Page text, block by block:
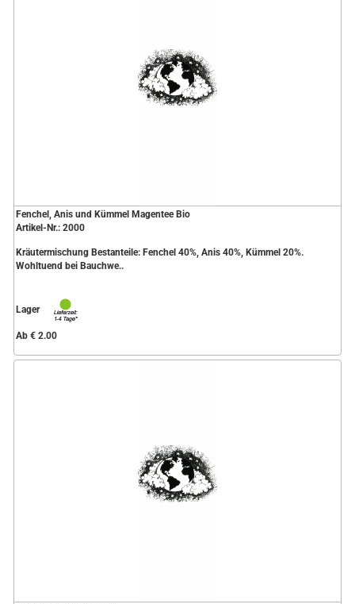
Fenchel, Anis und Kümmel Magentee Bio
Artikel-Nr.: 2000
Kräutermischung Bestanteile: Fenchel 40%, Anis 40%, Kümmel 20%.
Wohltuend bei Bauchwe..
Lager
Ab € 2.00